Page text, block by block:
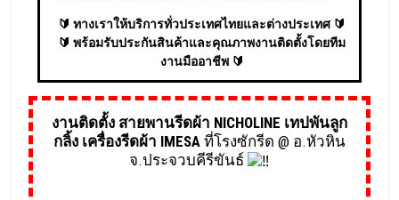
🔰 ทางเราให้บริการทั่วประเทศไทยและต่างประเทศ 🔰
🔰 พร้อมรับประกันสินค้าและคุณภาพงานติดตั้งโดยทีม
งานมืออาชีพ 🔰
งานติดตั้ง สายพานรีดผ้า NICHOLINE เทปพันลูก
กลิ้ง เครื่องรีดผ้า IMESA ที่โรงซักรีด @ อ.หัวหิน
จ.ประจวบคีรีขันธ์